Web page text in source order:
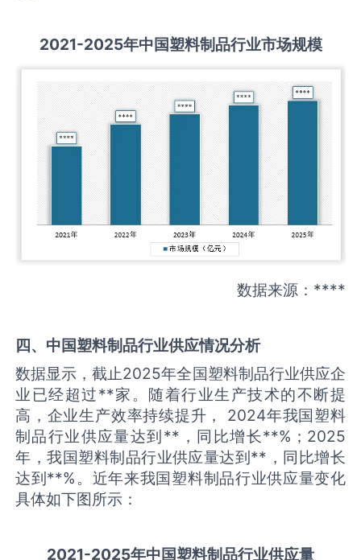
2021-2025年中国塑料制品行业市场规模
数据来源：****
四、中国塑料制品行业供应情况分析
数据显示，截止2025年全国塑料制品行业供应企
业已经超过**家。随着行业生产技术的不断提
高，企业生产效率持续提升， 2024年我国塑料
制品行业供应量达到**，同比增长**%；2025
年，我国塑料制品行业供应量达到**，同比增长
达到**%。近年来我国塑料制品行业供应量变化
具体如下图所示：
2021-2025年中国塑料制品行业供应量